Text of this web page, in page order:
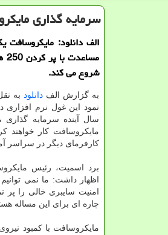
سرمایه گذاری مایکروسافت برای
الف دانلود: مایکروسافت
شروع می کند.
به گزارش الفدانلود به
نمود این غول نرم افزاری
سال آینده سرمایه گذاری
مایکروسافت کار خواهند
کارفرمای دیگر در سراسر
برد اسمیت، رئیس
اظهار داشت: ما نمی
چاره ای برای این مساله
مایکروسافت با کمبود